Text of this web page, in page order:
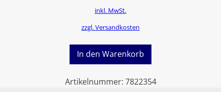
inkl. MwSt.
zzgl. Versandkosten
In den Warenkorb
Artikelnummer: 7822354